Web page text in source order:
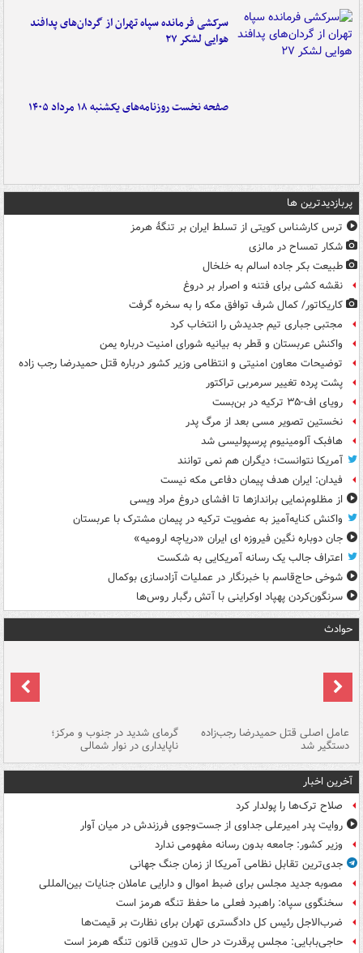
سرکشی فرمانده سپاه تهران از گردان‌های پدافند
هوایی لشکر ۲۷
صفحه نخست روزنامه‌های یکشنبه ۱۸ مرداد ۱۴۰۵
پربازدیدترین ها
ترس کارشناس کویتی از تسلط ایران بر تنگۀ هرمز
شکار تمساح در مالزی
طبیعت بکر جاده اسالم به خلخال
نقشه کشی برای فتنه و اصرار بر دروغ
کاریکاتور/ کمال شرف توافق مکه را به سخره گرفت
مجتبی جباری تیم جدیدش را انتخاب کرد
واکنش عربستان و قطر به بیانیه شورای امنیت درباره یمن
توضیحات معاون امنیتی و انتظامی وزیر کشور درباره قتل حمیدرضا رجب زاده
پشت پرده تغییر سرمربی تراکتور
رویای اف-۳۵ ترکیه در بن‌بست
نخستین تصویر مسی بعد از مرگ پدر
هافبک آلومینیوم پرسپولیسی شد
آمریکا نتوانست؛ دیگران هم نمی توانند
فیدان: ایران هدف پیمان دفاعی مکه نیست
از مظلوم‌نمایی براندازها تا افشای دروغ مراد ویسی
واکنش کنایه‌آمیز به عضویت ترکیه در پیمان مشترک با عربستان
جان دوباره نگین فیروزه ای ایران «دریاچه ارومیه»
اعتراف جالب یک رسانه آمریکایی به شکست
شوخی حاج‌قاسم با خبرنگار در عملیات آزادسازی بوکمال
سرنگون‌کردن پهپاد اوکراینی با آتش رگبار روس‌ها
حوادث
عامل اصلی قتل حمیدرضا رجب‌زاده
دستگیر شد
گرمای شدید در جنوب و مرکز؛
ناپایداری در نوار شمالی
آخرین اخبار
صلاح ترک‌ها را پولدار کرد
روایت پدر امیرعلی جداوی از جست‌وجوی فرزندش در میان آوار
وزیر کشور: جامعه بدون رسانه مفهومی ندارد
جدی‌ترین تقابل نظامی آمریکا از زمان جنگ جهانی
مصوبه جدید مجلس برای ضبط اموال و دارایی عاملان جنایات بین‌المللی
سخنگوی سپاه: راهبرد فعلی ما حفظ تنگه هرمز است
ضرب‌الاجل رئیس کل دادگستری تهران برای نظارت بر قیمت‌ها
حاجی‌بابایی: مجلس پرقدرت در حال تدوین قانون تنگه هرمز است